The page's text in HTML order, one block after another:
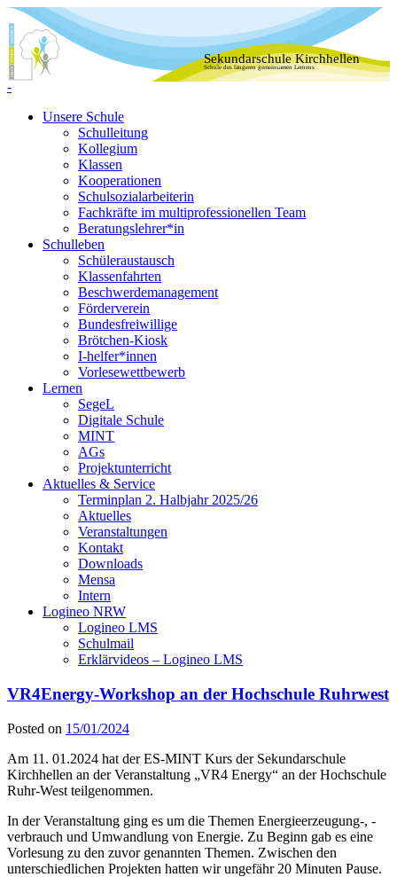
Sekundarschule Kirchhellen
Schule des längeren gemeinsamen Lernens
-
Unsere Schule
Schulleitung
Kollegium
Klassen
Kooperationen
Schulsozialarbeiterin
Fachkräfte im multiprofessionellen Team
Beratungslehrer*in
Schulleben
Schüleraustausch
Klassenfahrten
Beschwerdemanagement
Förderverein
Bundesfreiwillige
Brötchen-Kiosk
I-helfer*innen
Vorlesewettbewerb
Lernen
SegeL
Digitale Schule
MINT
AGs
Projektunterricht
Aktuelles & Service
Terminplan 2. Halbjahr 2025/26
Aktuelles
Veranstaltungen
Kontakt
Downloads
Mensa
Intern
Logineo NRW
Logineo LMS
Schulmail
Erklärvideos – Logineo LMS
VR4Energy-Workshop an der Hochschule Ruhrwest
Posted on 15/01/2024
Am 11. 01.2024 hat der ES-MINT Kurs der Sekundarschule
Kirchhellen an der Veranstaltung „VR4 Energy“ an der Hochschule
Ruhr-West teilgenommen.
In der Veranstaltung ging es um die Themen Energieerzeugung-, -
verbrauch und Umwandlung von Energie. Zu Beginn gab es eine
Vorlesung zu den zuvor genannten Themen. Zwischen den
unterschiedlichen Projekten hatten wir ungefähr 20 Minuten Pause.